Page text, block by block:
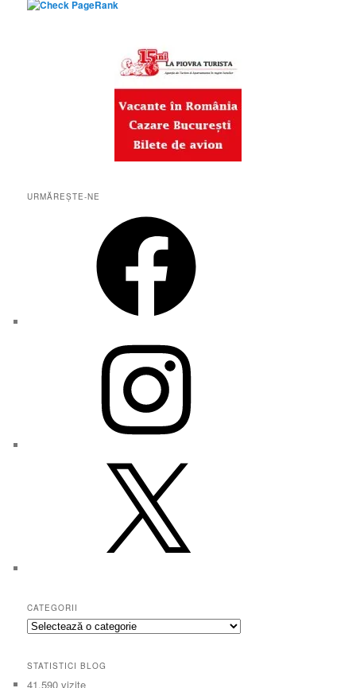
URMĂREȘTE-NE
CATEGORII
Categorii
STATISTICI BLOG
41.590 vizite